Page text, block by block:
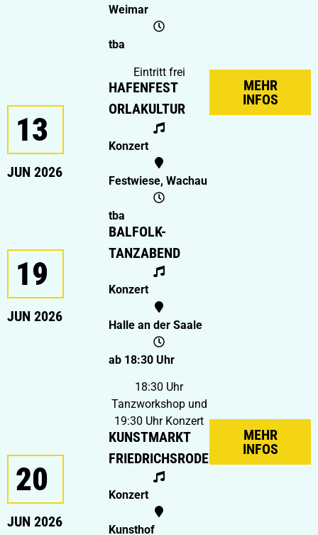
Weimar
tba
Eintritt frei
13
JUN 2026
HAFENFEST
ORLAKULTUR
Konzert
Festwiese, Wachau
tba
MEHR
INFOS
19
JUN 2026
BALFOLK-
TANZABEND
Konzert
Halle an der Saale
ab 18:30 Uhr
18:30 Uhr
Tanzworkshop und
19:30 Uhr Konzert
20
JUN 2026
KUNSTMARKT
FRIEDRICHSRODE
Konzert
Kunsthof
MEHR
INFOS